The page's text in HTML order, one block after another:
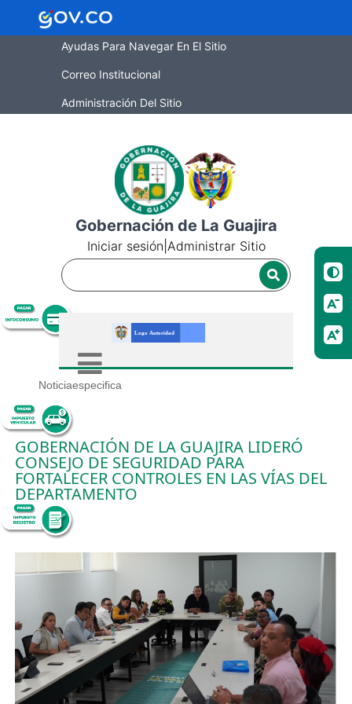
Ayudas Para Navegar En El Sitio
Correo Institucional
Administración Del Sitio
Gobernación de La Guajira
Iniciar sesión Administrar Sitio
Noticiaespecifica
GOBERNACIÓN DE LA GUAJIRA LIDERÓ
CONSEJO DE SEGURIDAD PARA
FORTALECER CONTROLES EN LAS VÍAS DEL
DEPARTAMENTO
8/5/2026